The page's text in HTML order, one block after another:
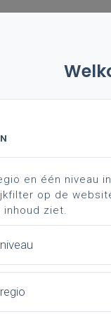
2 hoe een
en één niveau
op de
ziet.